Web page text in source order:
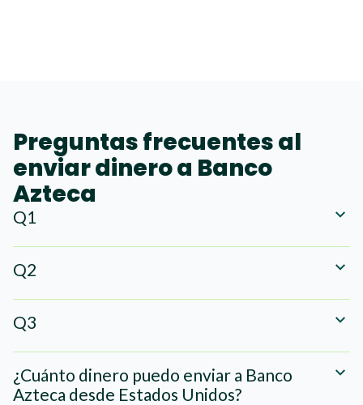
Preguntas frecuentes al
enviar dinero a Banco
Azteca
Q1
Q2
Q3
¿Cuánto dinero puedo enviar a Banco
Azteca desde Estados Unidos?